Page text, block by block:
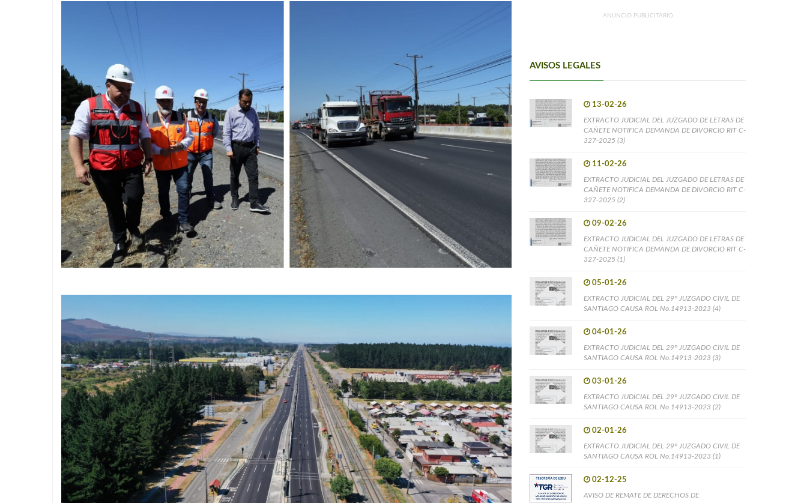
ANUNCIO PUBLICITARIO
AVISOS LEGALES
13-02-26
EXTRACTO JUDICIAL DEL JUZGADO DE LETRAS DE
CAÑETE NOTIFICA DEMANDA DE DIVORCIO RIT C-
327-2025 (3)
11-02-26
EXTRACTO JUDICIAL DEL JUZGADO DE LETRAS DE
CAÑETE NOTIFICA DEMANDA DE DIVORCIO RIT C-
327-2025 (2)
09-02-26
EXTRACTO JUDICIAL DEL JUZGADO DE LETRAS DE
CAÑETE NOTIFICA DEMANDA DE DIVORCIO RIT C-
327-2025 (1)
05-01-26
EXTRACTO JUDICIAL DEL 29° JUZGADO CIVIL DE
SANTIAGO CAUSA ROL No.14913-2023 (4)
04-01-26
EXTRACTO JUDICIAL DEL 29° JUZGADO CIVIL DE
SANTIAGO CAUSA ROL No.14913-2023 (3)
03-01-26
EXTRACTO JUDICIAL DEL 29° JUZGADO CIVIL DE
SANTIAGO CAUSA ROL No.14913-2023 (2)
02-01-26
EXTRACTO JUDICIAL DEL 29° JUZGADO CIVIL DE
SANTIAGO CAUSA ROL No.14913-2023 (1)
02-12-25
AVISO DE REMATE DE DERECHOS DE